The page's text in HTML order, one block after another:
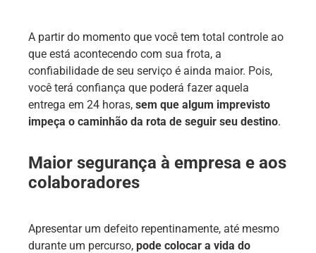
A partir do momento que você tem total controle ao
que está acontecendo com sua frota, a
confiabilidade de seu serviço é ainda maior. Pois,
você terá confiança que poderá fazer aquela
entrega em 24 horas, sem que algum imprevisto
impeça o caminhão da rota de seguir seu destino.
Maior segurança à empresa e aos
colaboradores
Apresentar um defeito repentinamente, até mesmo
durante um percurso, pode colocar a vida do